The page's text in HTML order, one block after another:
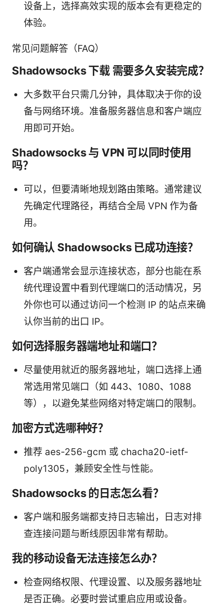
设备上，选择高效实现的版本会有更稳定的
体验。
常见问题解答（FAQ）
Shadowsocks 下载 需要多久安装完成？
大多数平台只需几分钟，具体取决于你的设
备与网络环境。准备服务器信息和客户端应
用即可开始。
Shadowsocks 与 VPN 可以同时使用
吗？
可以，但要清晰地规划路由策略。通常建议
先确定代理路径，再结合全局 VPN 作为备
用。
如何确认 Shadowsocks 已成功连接？
客户端通常会显示连接状态，部分也能在系
统代理设置中看到代理端口的活动情况，另
外你也可以通过访问一个检测 IP 的站点来确
认你当前的出口 IP。
如何选择服务器端地址和端口？
尽量使用就近的服务器地址，端口选择上通
常选用常见端口（如 443、1080、1088
等），以避免某些网络对特定端口的限制。
加密方式选哪种好？
推荐 aes-256-gcm 或 chacha20-ietf-
poly1305，兼顾安全性与性能。
Shadowsocks 的日志怎么看？
客户端和服务端都支持日志输出，日志对排
查连接问题与断线原因非常有帮助。
我的移动设备无法连接怎么办？
检查网络权限、代理设置、以及服务器地址
是否正确。必要时尝试重启应用或设备。